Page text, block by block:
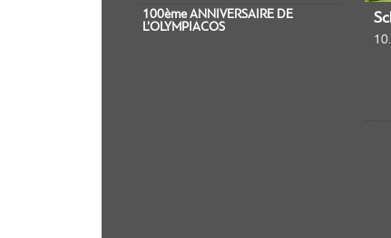
100ème ANNIVERSAIRE DE
L’OLYMPIACOS